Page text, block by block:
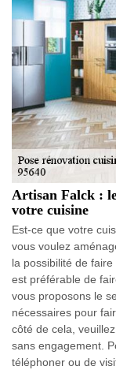
Artisan Falck :
votre cuisine
Est-ce que votre
vous voulez
la possibilité de
est préférable de
vous proposons le
nécessaires pour
côté de cela,
sans engagement.
téléphoner ou de